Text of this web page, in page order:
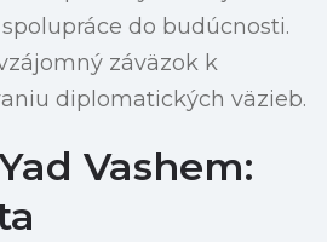
do budúcnosti.
záväzok k
diplomatických väzieb.
Vashem: